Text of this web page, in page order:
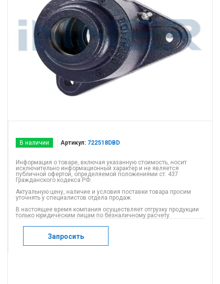
В наличии Артикул: 722518DBD
Информация о товаре, включая указанную стоимость, носит
исключительно информационный характер и не является
публичной офертой, определяемой положениями ст. 437
Гражданского кодекса РФ.
Актуальную цену, наличие и условия поставки товара просим
уточнять у специалистов отдела продаж.
В настоящее время компания осуществляет отгрузку продукции
только юридическим лицам по безналичному расчету.
Запросить